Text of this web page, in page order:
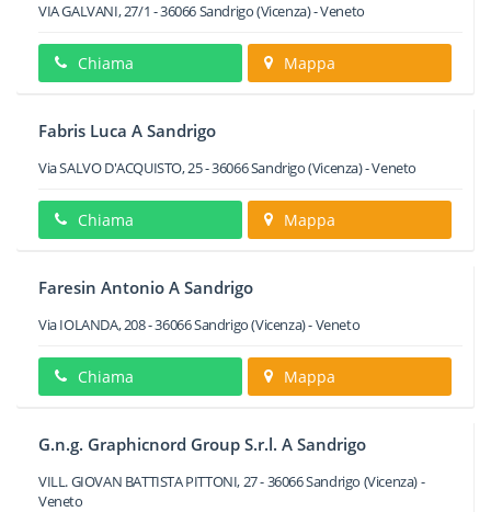
VIA GALVANI, 27/1 -36066Sandrigo(Vicenza) -Veneto
Chiama Mappa
Fabris Luca A Sandrigo
Via SALVO D'ACQUISTO, 25-36066Sandrigo(Vicenza) -Veneto
Chiama Mappa
Faresin Antonio A Sandrigo
Via IOLANDA, 208-36066Sandrigo(Vicenza) -Veneto
Chiama Mappa
G.n.g. Graphicnord Group S.r.l. A Sandrigo
VILL. GIOVAN BATTISTA PITTONI, 27-36066Sandrigo (Vicenza) -
Veneto